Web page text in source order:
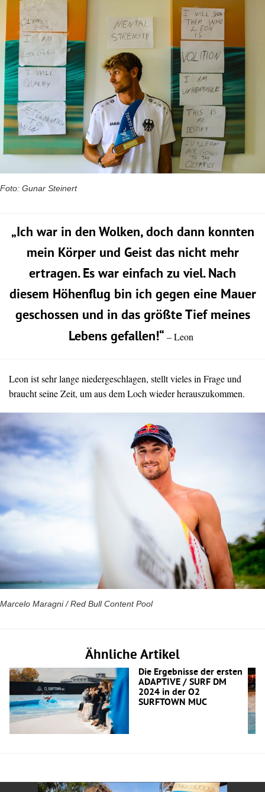
Foto: Gunar Steinert
„Ich war in den Wolken, doch dann konnten
mein Körper und Geist das nicht mehr
ertragen. Es war einfach zu viel. Nach
diesem Höhenflug bin ich gegen eine Mauer
geschossen und in das größte Tief meines
Lebens gefallen!“ – Leon
Leon ist sehr lange niedergeschlagen, stellt vieles in Frage und
braucht seine Zeit, um aus dem Loch wieder herauszukommen.
Marcelo Maragni / Red Bull Content Pool
Ähnliche Artikel
Die Ergebnisse der ersten
ADAPTIVE / SURF DM
2024 in der O2
SURFTOWN MUC